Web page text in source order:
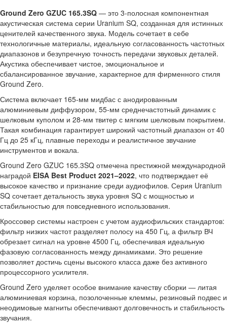
Ground Zero GZUC 165.3SQ — это 3-полосная компонентная
акустическая система серии Uranium SQ, созданная для истинных
ценителей качественного звука. Модель сочетает в себе
технологичные материалы, идеальную согласованность частотных
диапазонов и безупречную точность передачи звуковых деталей.
Акустика обеспечивает чистое, эмоциональное и
сбалансированное звучание, характерное для фирменного стиля
Ground Zero.
Система включает 165-мм мидбас с анодированным
алюминиевым диффузором, 55-мм среднечастотный динамик с
шелковым куполом и 28-мм твитер с мягким шелковым покрытием.
Такая комбинация гарантирует широкий частотный диапазон от 40
Гц до 25 кГц, плавные переходы и реалистичное звучание
инструментов и вокала.
Ground Zero GZUC 165.3SQ отмечена престижной международной
наградой EISA Best Product 2021–2022, что подтверждает её
высокое качество и признание среди аудиофилов. Серия Uranium
SQ сочетает детальность звука уровня SQ с мощностью и
стабильностью для повседневного использования.
Кроссовер системы настроен с учетом аудиофильских стандартов:
фильтр низких частот разделяет полосу на 450 Гц, а фильтр ВЧ
обрезает сигнал на уровне 4500 Гц, обеспечивая идеальную
фазовую согласованность между динамиками. Это решение
позволяет достичь сцены высокого класса даже без активного
процессорного усилителя.
Ground Zero уделяет особое внимание качеству сборки — литая
алюминиевая корзина, позолоченные клеммы, резиновый подвес и
неодимовые магниты обеспечивают долговечность и стабильность
звучания.